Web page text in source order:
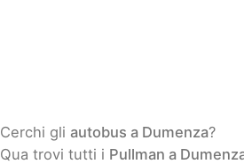
Cerchi gli autobus a Dumenza?
Qua trovi tutti i Pullman a